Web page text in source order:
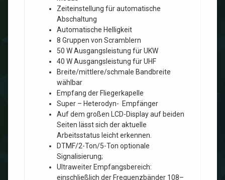
Zeiteinstellung für automatische
Abschaltung
Automatische Helligkeit
8 Gruppen von Scramblern
50 W Ausgangsleistung für UKW
40 W Ausgangsleistung für UHF
Breite/mittlere/schmale Bandbreite
wählbar
Empfang der Fliegerkapelle
Super – Heterodyn- Empfänger
Auf dem großen LCD-Display auf beiden
Seiten lässt sich der aktuelle
Arbeitsstatus leicht erkennen.
DTMF/2-Ton/5-Ton optionale
Signalisierung;
Ultraweiter Empfangsbereich:
einschließlich der Frequenzbänder 108–